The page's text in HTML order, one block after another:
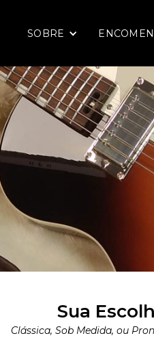
SOBRE
Sua
Clássica, Sob Medida, ou